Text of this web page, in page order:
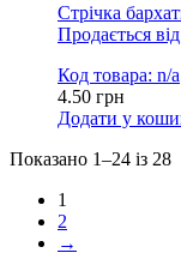
Стрічка
Продається
Код товара: n/a
4.50 грн
Додати у
Показано 1–24 із 28
1
2
→